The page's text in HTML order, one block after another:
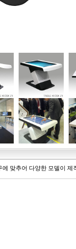
맞추어 다양한 모델이 제